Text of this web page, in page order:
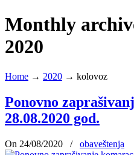
Monthly
2020
Home → 2020 → kolovoz
Ponovno
28.08.2020 god.
On 24/08/2020 / obaveštenja